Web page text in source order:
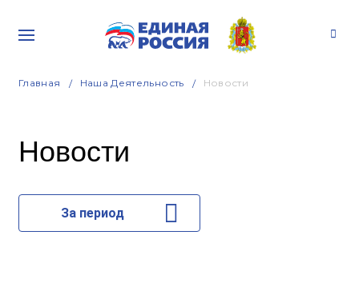
Главная Наша Деятельность Новости
Новости
За период